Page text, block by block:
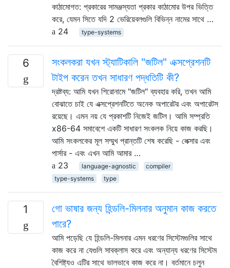
কাঠামোগত: প্রকারের সামঞ্জস্যতা প্রকার কাঠামোর উপর ভিত্তি
করে, যেমন সিতে যদি 2 ভেরিয়েবলগুলি বিভিন্ন নামের সাথে …
24
type-systems
6
সংকলকরা যখন স্ট্যাটিকালি "জটিল" এক্সপ্রেশনটি
টাইপ করেন তখন সাধারণ পদ্ধতিটি কী?
দ্রষ্টব্য: আমি যখন শিরোনামে "জটিল" ব্যবহার করি, তখন আমি
বোঝাতে চাই যে এক্সপ্রেশনটিতে অনেক অপারেটর এবং অপারেটস
রয়েছে। এমন নয় যে প্রকাশটি নিজেই জটিল। আমি সম্প্রতি
x86-64 সমাবেশে একটি সাধারণ সংকলক নিয়ে কাজ করছি।
আমি সংকলকের মূল সম্মুখ প্রান্তটি শেষ করেছি - লেক্সার এবং
পার্সার - এবং এখন আমি আমার …
23
language-agnostic
compiler
type-systems
type
1
গো ভাষার জন্য হিন্ডলি-মিলনার অনুমান কাজ করতে
পারে?
আমি পড়েছি যে হিন্ডলি-মিলনার এমন ধরণের সিস্টেমগুলির সাথে
কাজ করে না যেগুলি সাবক্লাস করে এবং অন্যান্য ধরণের সিস্টেম
বৈশিষ্ট্যও এটির সাথে ভালভাবে কাজ করে না। বর্তমানে চলুন